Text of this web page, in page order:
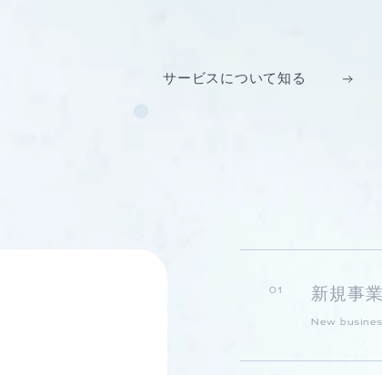
サービスについて知る
01 新規事
New